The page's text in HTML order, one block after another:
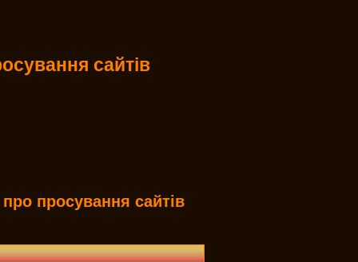
сайтів
просування сайтів